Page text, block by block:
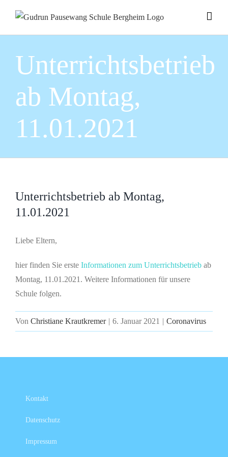
Inhalt
springen
Unterrichtsbetrieb
ab Montag,
11.01.2021
Unterrichtsbetrieb ab Montag,
11.01.2021
Liebe Eltern,
hier finden Sie erste Informationen zum Unterrichtsbetrieb ab
Montag, 11.01.2021. Weitere Informationen für unsere
Schule folgen.
Von Christiane Krautkremer | 6. Januar 2021 | Coronavirus
Kontakt
Datenschutz
Impressum